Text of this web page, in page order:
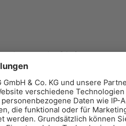
+| LOUIS INTERNET